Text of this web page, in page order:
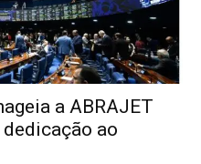
a ABRAJET
ao